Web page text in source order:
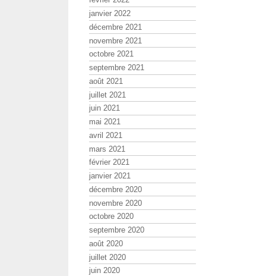
janvier 2022
décembre 2021
novembre 2021
octobre 2021
septembre 2021
août 2021
juillet 2021
juin 2021
mai 2021
avril 2021
mars 2021
février 2021
janvier 2021
décembre 2020
novembre 2020
octobre 2020
septembre 2020
août 2020
juillet 2020
juin 2020